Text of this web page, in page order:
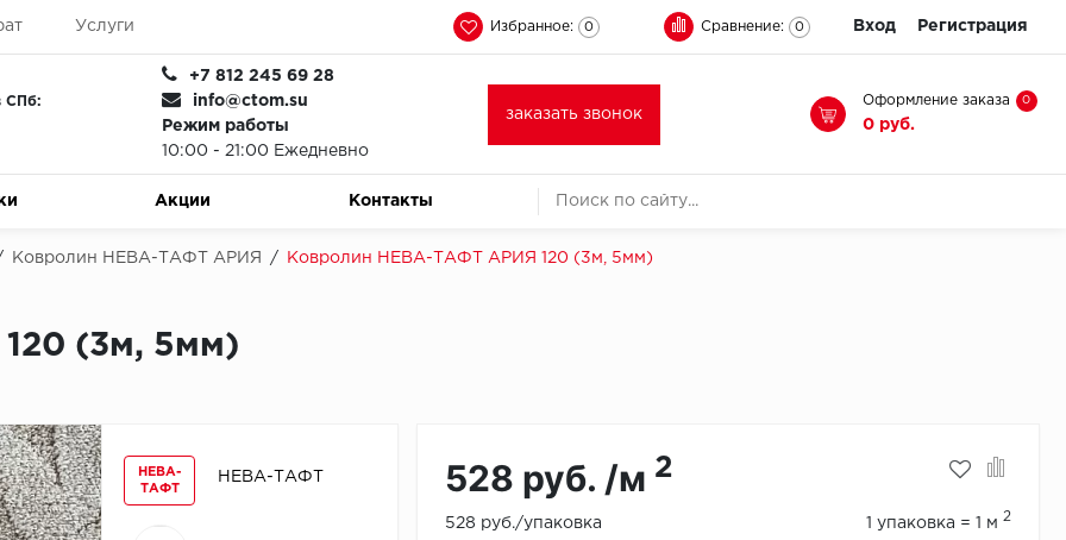
Услуги Избранное: 0 Сравнение: 0 Вход Регистрация
СПб:
+7 812 245 69 28
info@ctom.su
Режим работы
10:00 - 21:00 Ежедневно
заказать звонок
Оформление заказа 0
0 руб.
Акции Контакты
Ковролин НЕВА-ТАФТ АРИЯ / Ковролин НЕВА-ТАФТ АРИЯ 120 (3м, 5мм)
(3м, 5мм)
НЕВА-
ТАФТ
НЕВА-ТАФТ 528 руб. /м 2
528 руб./упаковка 1 упаковка = 1 м 2